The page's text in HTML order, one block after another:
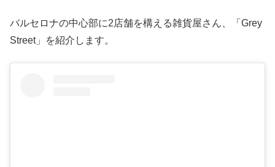
バルセロナの中心部に2店舗を構える雑貨屋さん、「Grey
Street」を紹介します。